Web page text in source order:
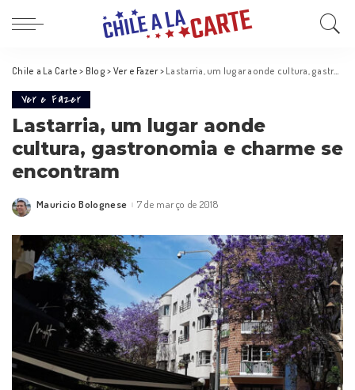
Chile a La Carte > Blog > Ver e Fazer> Lastarria, um lugar aonde cultura, gastronomia e charme se encontram
Ver e Fazer
Lastarria, um lugar aonde
cultura, gastronomia e charme se
encontram
Posted
Mauricio Bolognese 7 de março de 2018